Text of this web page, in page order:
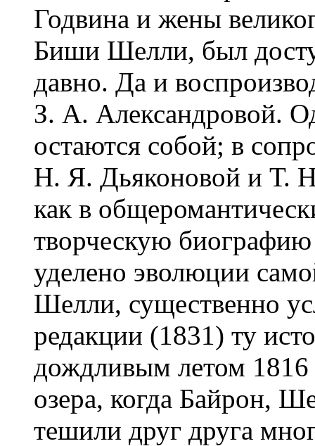
Годвина и жены
Биши Шелли, был
давно. Да и
З. А. Александровой.
остаются собой; в
Н. Я. Дьяконовой и Т.
как в
творческую
уделено эволюции
Шелли, существенно
редакции (1831) ту
дождливым летом 1816
озера, когда Байрон,
тешили друг друга